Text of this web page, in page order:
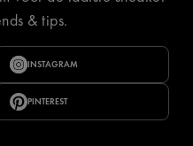
& tips.
INSTAGRAM
PINTEREST